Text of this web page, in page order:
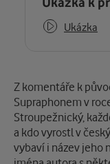
Ukázka
Popis
Z komentáře k
Supraphonem v
Stroupežnický,
a kdo vyrostl v
vybaví i název jeho